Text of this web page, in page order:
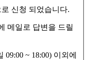
신청 되었습니다.
메일로 답변을 드릴
~ 18:00) 이외에